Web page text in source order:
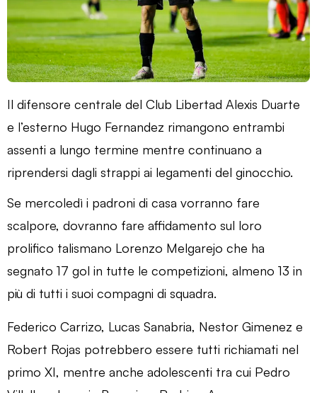
Il difensore centrale del Club Libertad Alexis Duarte
e l’esterno Hugo Fernandez rimangono entrambi
assenti a lungo termine mentre continuano a
riprendersi dagli strappi ai legamenti del ginocchio.
Se mercoledì i padroni di casa vorranno fare
scalpore, dovranno fare affidamento sul loro
prolifico talismano Lorenzo Melgarejo che ha
segnato 17 gol in tutte le competizioni, almeno 13 in
più di tutti i suoi compagni di squadra.
Federico Carrizo, Lucas Sanabria, Nestor Gimenez e
Robert Rojas potrebbero essere tutti richiamati nel
primo XI, mentre anche adolescenti tra cui Pedro